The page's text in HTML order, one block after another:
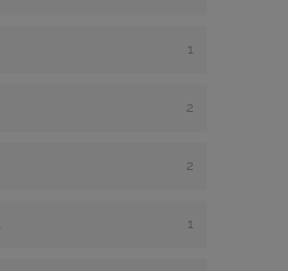
1
2
2
1